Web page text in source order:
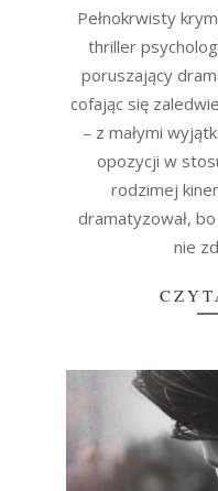
06Pełnokrwisty
thriller
poruszający
cofając się
– z małymi
opozycji w
rodzimej
dramatyzował,
nie